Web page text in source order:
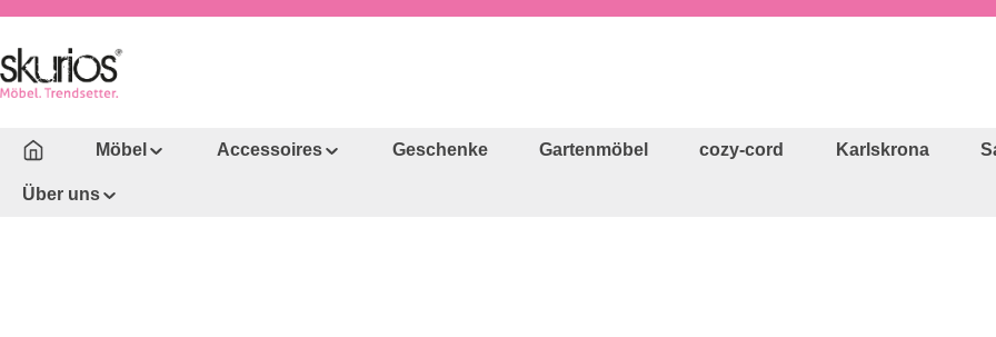
Möbel Accessoires Geschenke Gartenmöbel cozy-cord Karlskrona
Über uns